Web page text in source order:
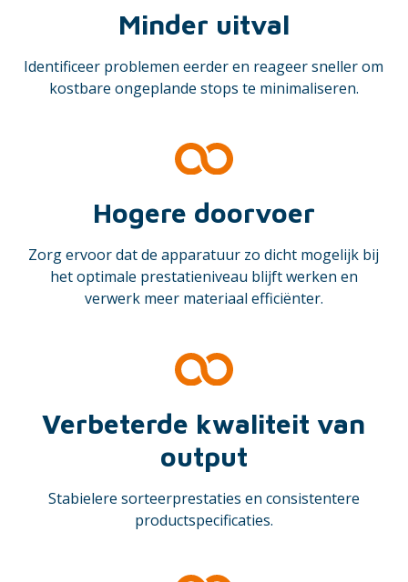
Minder uitval
Identificeer problemen eerder en reageer sneller om
kostbare ongeplande stops te minimaliseren.
Hogere doorvoer
Zorg ervoor dat de apparatuur zo dicht mogelijk bij
het optimale prestatieniveau blijft werken en
verwerk meer materiaal efficiënter.
Verbeterde kwaliteit van
output
Stabielere sorteerprestaties en consistentere
productspecificaties.